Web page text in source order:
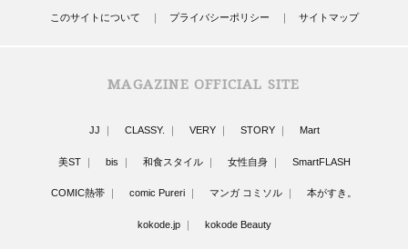
このサイトについて プライバシーポリシー サイトマップ
MAGAZINE OFFICIAL SITE
JJ CLASSY. VERY STORY Mart
美ST bis 和食スタイル 女性自身 SmartFLASH
COMIC熱帯 comic Pureri マンガ コミソル 本がすき。
kokode.jp kokode Beauty